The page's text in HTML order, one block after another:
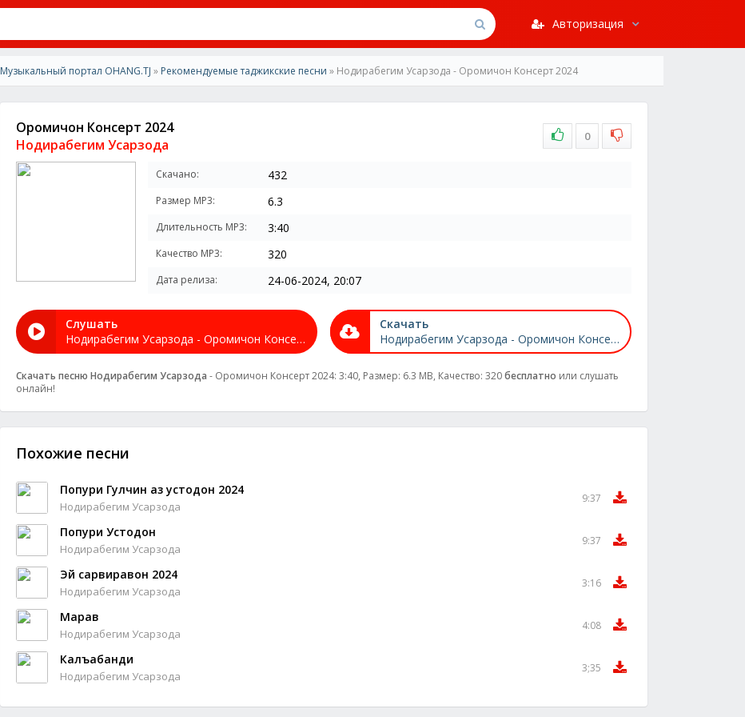
Авторизация
Музыкальный портал OHANG.TJ » Рекомендуемые таджикские песни » Нодирабегим Усарзода - Оромичон Консерт 2024
Оромичон Консерт 2024
Нодирабегим Усарзода
0
Скачано: 432
Размер MP3: 6.3
Длительность MP3: 3:40
Качество MP3: 320
Дата релиза: 24-06-2024, 20:07
Слушать
Нодирабегим Усарзода - Оромичон Консерт 2024
Скачать
Нодирабегим Усарзода - Оромичон Консерт 2024
Скачать песню Нодирабегим Усарзода - Оромичон Консерт 2024: 3:40, Размер: 6.3 MB, Качество: 320бесплатно или слушать
онлайн!
Похожие песни
Попури Гулчин аз устодон 2024
Нодирабегим Усарзода
9:37
Попури Устодон
Нодирабегим Усарзода
9:37
Эй сарвиравон 2024
Нодирабегим Усарзода
3:16
Марав
Нодирабегим Усарзода
4:08
Калъабанди
Нодирабегим Усарзода
3;35